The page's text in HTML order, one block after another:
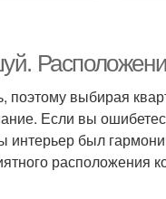
выбирая
Если вы
интерьер был
расположения